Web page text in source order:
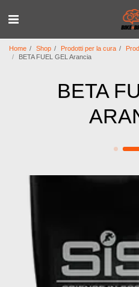
Home Shop Prodotti per la cura
BETA FUEL GEL Arancia
BETA